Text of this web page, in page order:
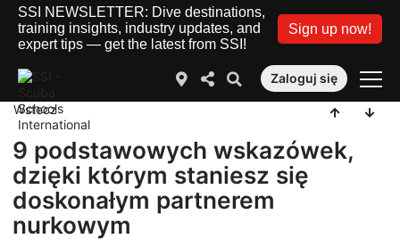
SSI NEWSLETTER: Dive destinations,
training insights, industry updates, and
expert tips — get the latest from SSI!
Sign up now!
Zaloguj się
Wstecz
9 podstawowych wskazówek,
dzięki którym staniesz się
doskonałym partnerem
nurkowym